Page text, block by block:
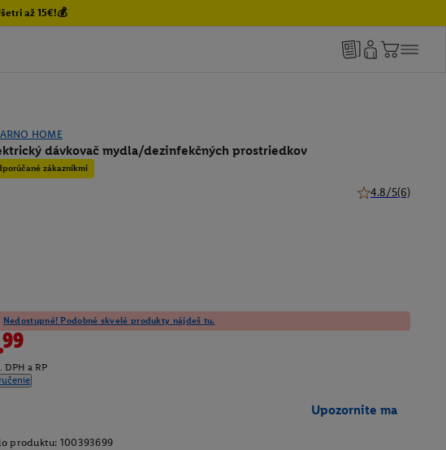
až 15€!💰
HOME
dávkovač mydla/dezinfekčných prostriedkov
zákazníkmi
4.8/5(6)
Nedostupné! Podobné skvelé produkty nájdeš tu.
DPH a RP
Upozornite ma
produktu: 100393699